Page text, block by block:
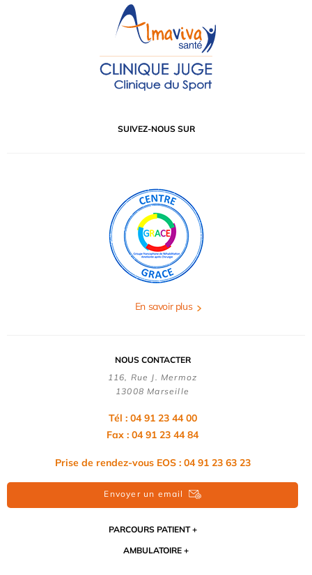
SUIVEZ-NOUS SUR
En savoir plus
NOUS CONTACTER
116, Rue J. Mermoz
13008 Marseille
Tél : 04 91 23 44 00
Fax : 04 91 23 44 84
Prise de rendez-vous EOS : 04 91 23 63 23
Envoyer un email
PARCOURS PATIENT
AMBULATOIRE